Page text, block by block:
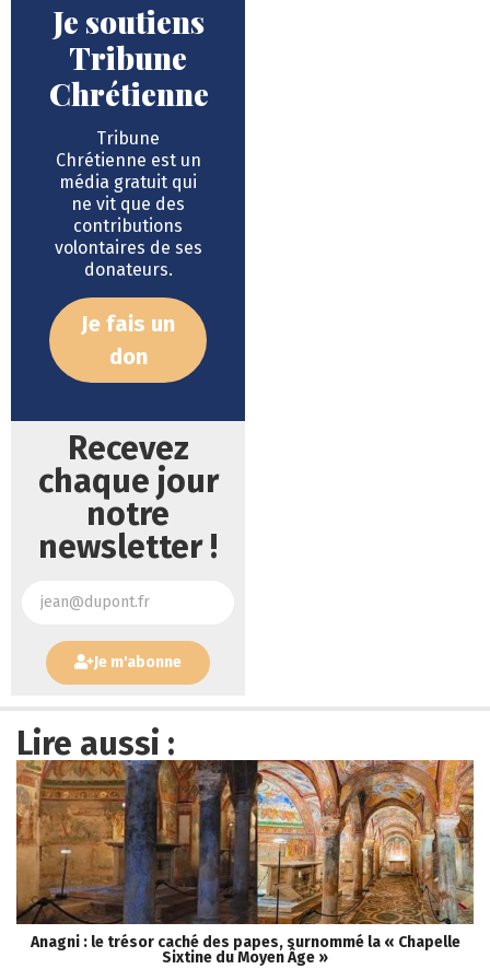
Je soutiens
Tribune
Chrétienne
Tribune
Chrétienne est un
média gratuit qui
ne vit que des
contributions
volontaires de ses
donateurs.
Je fais un
don
Recevez
chaque jour
notre
newsletter !
Je m'abonne
Lire aussi :
Anagni : le trésor caché des papes, surnommé la « Chapelle
Sixtine du Moyen Âge »